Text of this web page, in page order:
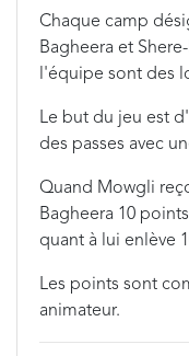
Chaque camp
Bagheera et
l'équipe sont des
Le but du jeu est
des passes avec
Quand Mowgli
Bagheera 10
quant à lui enlève
Les points sont
animateur.